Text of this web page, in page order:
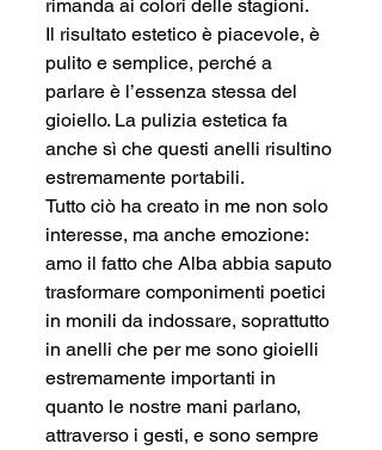
rimanda ai colori delle stagioni.
Il risultato estetico è piacevole, è
pulito e semplice, perché a
parlare è l’essenza stessa del
gioiello. La pulizia estetica fa
anche sì che questi anelli risultino
estremamente portabili.
Tutto ciò ha creato in me non solo
interesse, ma anche emozione:
amo il fatto che Alba abbia saputo
trasformare componimenti poetici
in monili da indossare, soprattutto
in anelli che per me sono gioielli
estremamente importanti in
quanto le nostre mani parlano,
attraverso i gesti, e sono sempre